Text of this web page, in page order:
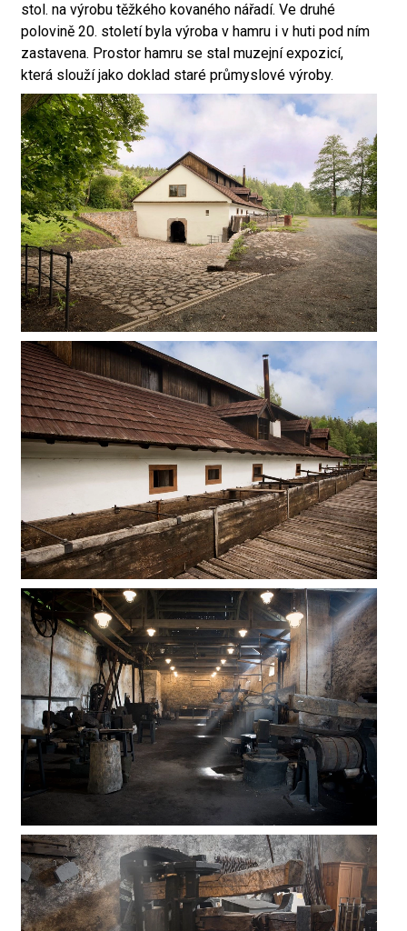
stol. na výrobu těžkého kovaného nářadí. Ve druhé
polovině 20. století byla výroba v hamru i v huti pod ním
zastavena. Prostor hamru se stal muzejní expozicí,
která slouží jako doklad staré průmyslové výroby.